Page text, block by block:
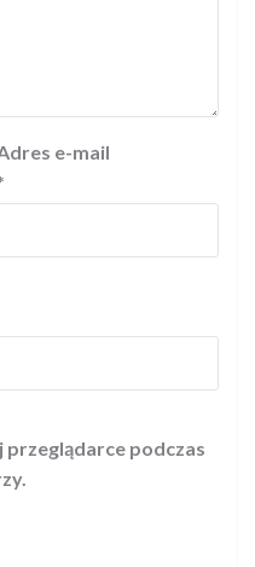
e-mail
podczas